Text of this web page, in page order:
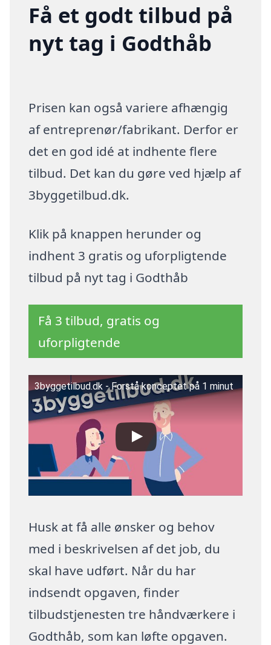
Få et godt tilbud på
nyt tag i Godthåb
Prisen kan også variere afhængig
af entreprenør/fabrikant. Derfor er
det en god idé at indhente flere
tilbud. Det kan du gøre ved hjælp af
3byggetilbud.dk.
Klik på knappen herunder og
indhent 3 gratis og uforpligtende
tilbud på nyt tag i Godthåb
Få 3 tilbud, gratis og
uforpligtende
3byggetilbud.dk - Forstå konceptet på 1 minut
Husk at få alle ønsker og behov
med i beskrivelsen af det job, du
skal have udført. Når du har
indsendt opgaven, finder
tilbudstjenesten tre håndværkere i
Godthåb, som kan løfte opgaven.